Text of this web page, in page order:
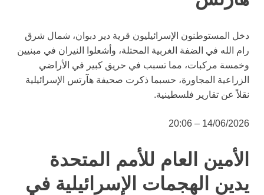
دخل المستوطنون الإسرائيليون قرية دير دبوان، شمال شرق
رام الله في الضفة الغربية المحتلة، وأشعلوا النيران في مبنيين
وخمسة مركبات، مما تسبب في حريق كبير في الأراضي
الزراعية المجاورة، حسبما ذكرت صحيفة هآرتس الإسرائيلية
نقلاً عن تقارير فلسطينية.
14/06/2026 – 20:06
الأمين العام للأمم المتحدة
يدين الهجمات الإسرائيلية في